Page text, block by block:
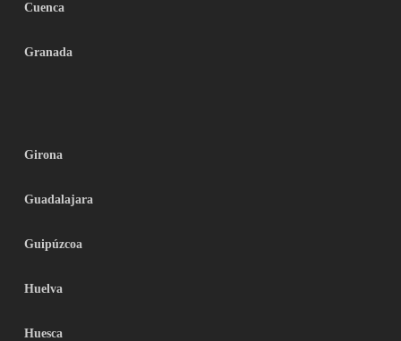
Cuenca
Granada
Girona
Guadalajara
Guipúzcoa
Huelva
Huesca